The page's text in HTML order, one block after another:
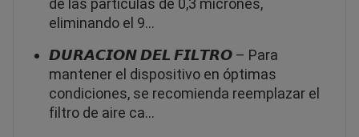
de las partículas de 0,3 micrones,
eliminando el 9…
𝘿𝙐𝙍𝘼𝘾𝙄𝙊𝙉 𝘿𝙀𝙇 𝙁𝙄𝙇𝙏𝙍𝙊 – Para
mantener el dispositivo en óptimas
condiciones, se recomienda reemplazar el
filtro de aire ca…